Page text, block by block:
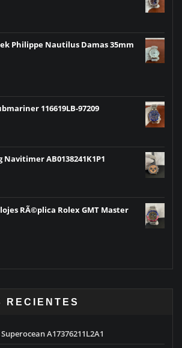
Philippe Nautilus Damas 35mm
116619LB-97209
AB0138241K1P1
RÃ©plica Rolex GMT Master
RECIENTES
A17376211L2A1